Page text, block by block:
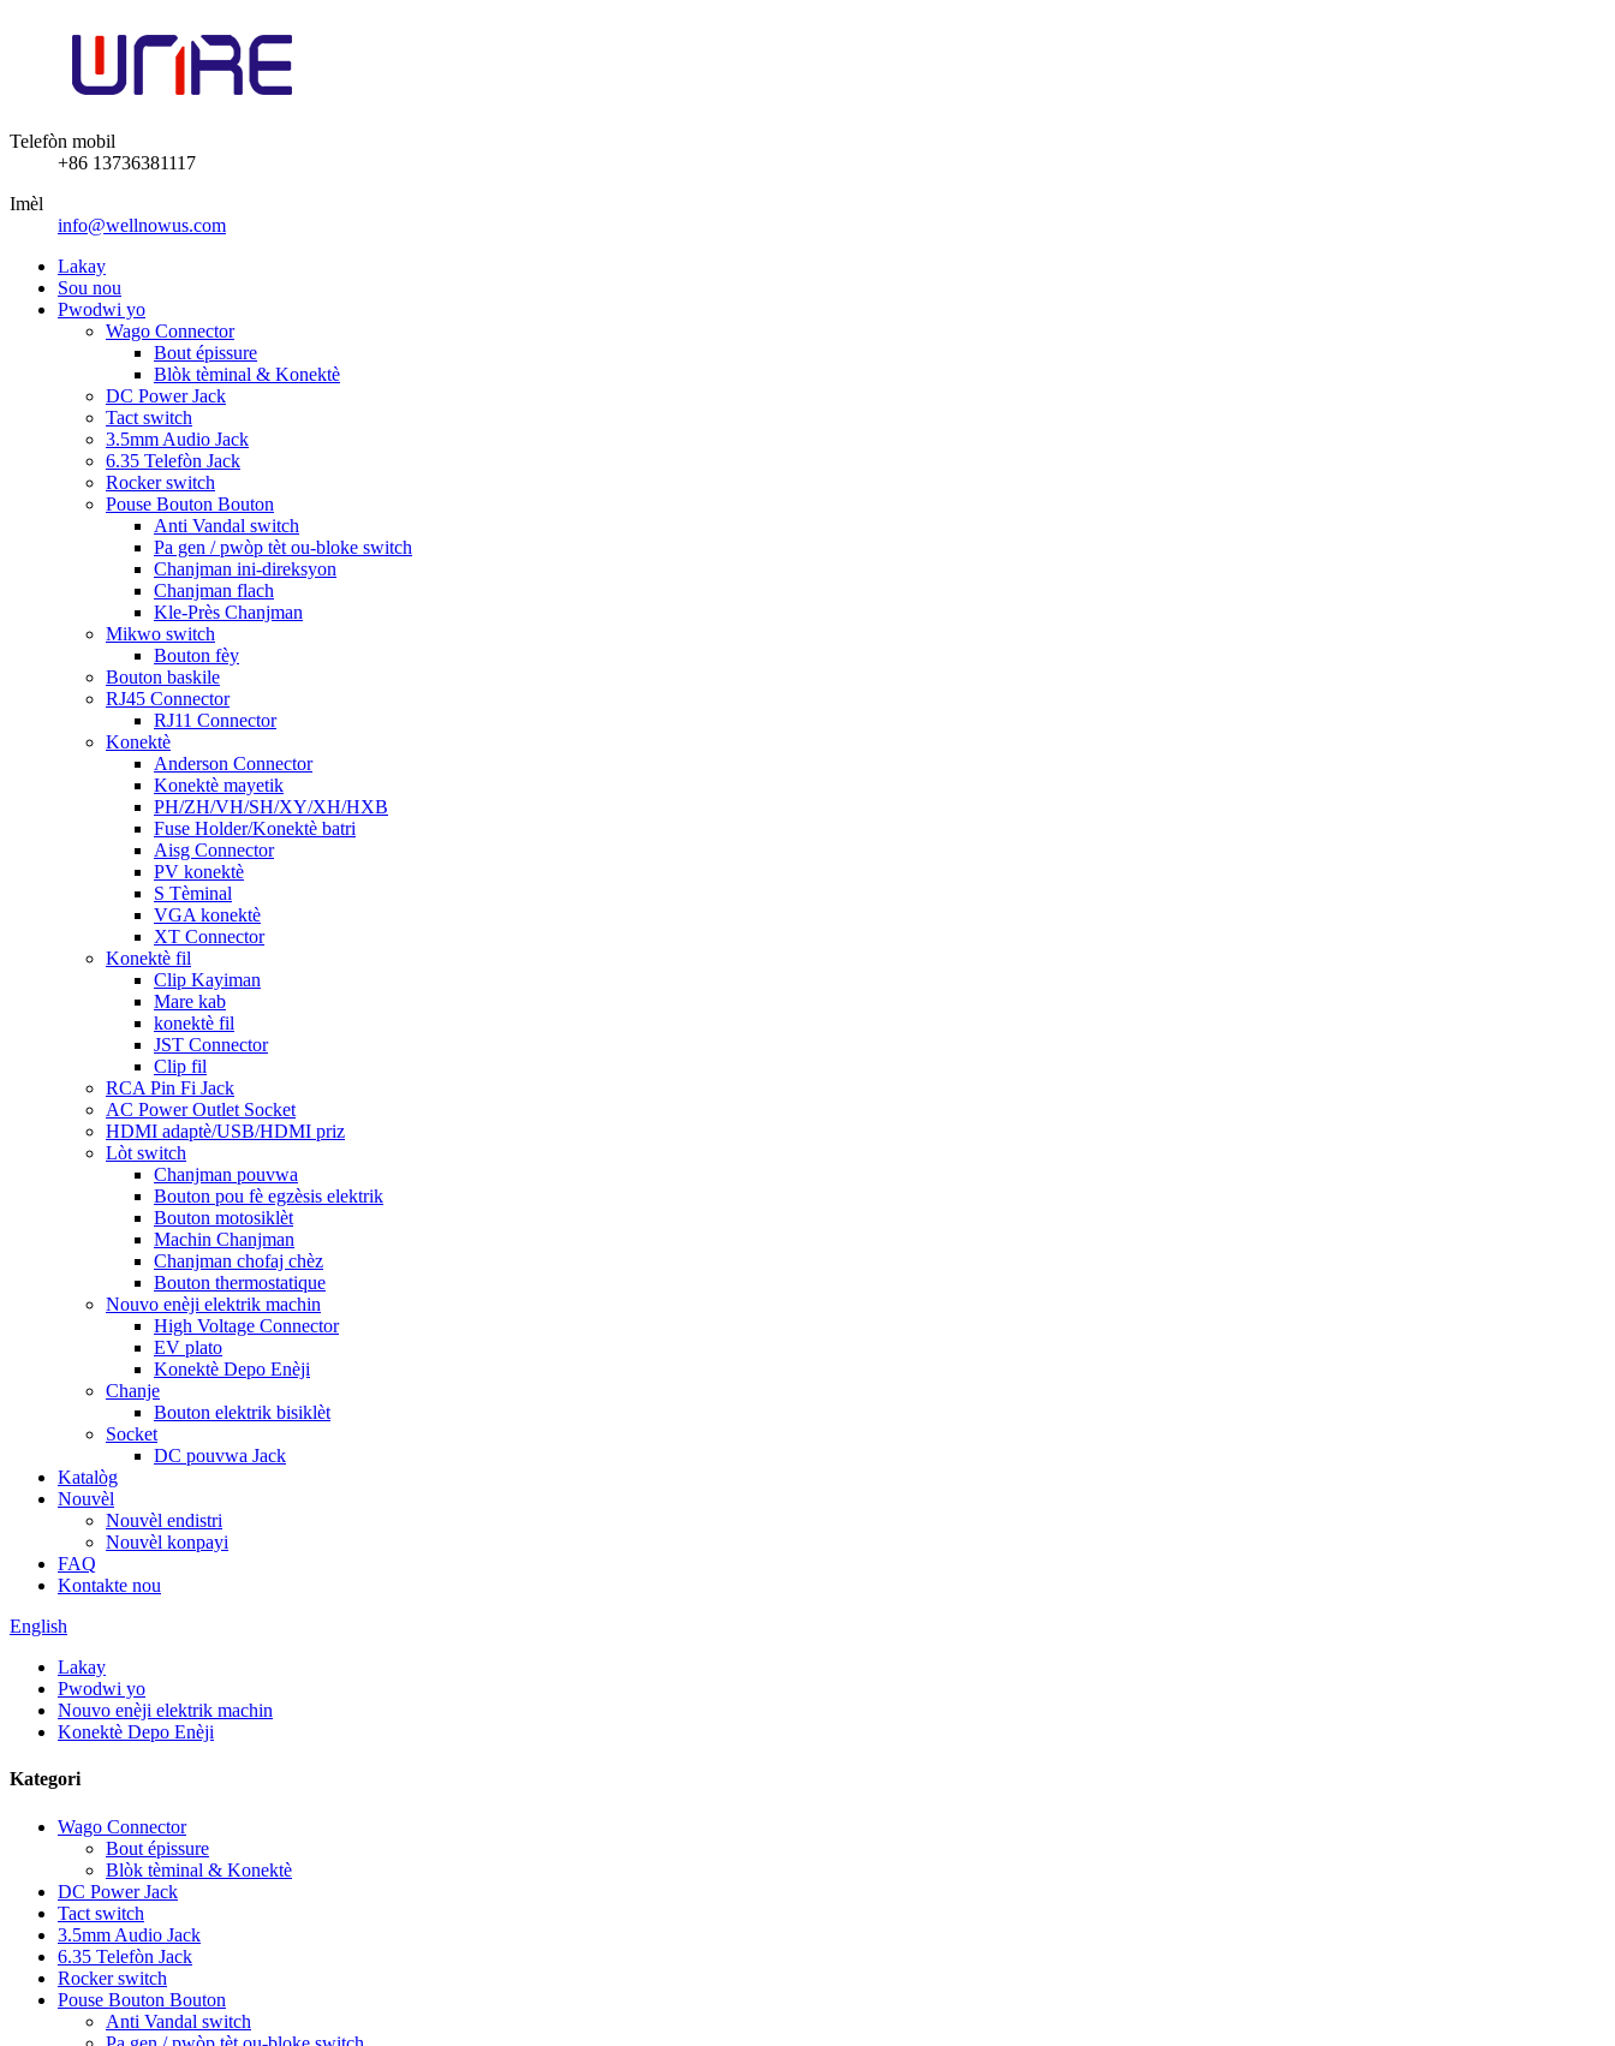
Telefòn mobil
+86 13736381117
Imèl
info@wellnowus.com
Lakay
Sou nou
Pwodwi yo
Wago Connector
Bout épissure
Blòk tèminal & Konektè
DC Power Jack
Tact switch
3.5mm Audio Jack
6.35 Telefòn Jack
Rocker switch
Pouse Bouton Bouton
Anti Vandal switch
Pa gen / pwòp tèt ou-bloke switch
Chanjman ini-direksyon
Chanjman flach
Kle-Près Chanjman
Mikwo switch
Bouton fèy
Bouton baskile
RJ45 Connector
RJ11 Connector
Konektè
Anderson Connector
Konektè mayetik
PH/ZH/VH/SH/XY/XH/HXB
Fuse Holder/Konektè batri
Aisg Connector
PV konektè
S Tèminal
VGA konektè
XT Connector
Konektè fil
Clip Kayiman
Mare kab
konektè fil
JST Connector
Clip fil
RCA Pin Fi Jack
AC Power Outlet Socket
HDMI adaptè/USB/HDMI priz
Lòt switch
Chanjman pouvwa
Bouton pou fè egzèsis elektrik
Bouton motosiklèt
Machin Chanjman
Chanjman chofaj chèz
Bouton thermostatique
Nouvo enèji elektrik machin
High Voltage Connector
EV plato
Konektè Depo Enèji
Chanje
Bouton elektrik bisiklèt
Socket
DC pouvwa Jack
Katalòg
Nouvèl
Nouvèl endistri
Nouvèl konpayi
FAQ
Kontakte nou
English
Lakay
Pwodwi yo
Nouvo enèji elektrik machin
Konektè Depo Enèji
Kategori
Wago Connector
Bout épissure
Blòk tèminal & Konektè
DC Power Jack
Tact switch
3.5mm Audio Jack
6.35 Telefòn Jack
Rocker switch
Pouse Bouton Bouton
Anti Vandal switch